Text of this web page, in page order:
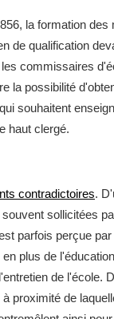
la formation
de qualification
commissaires
la possibilité
souhaitent
haut clergé.
contradictoires.
sollicitées
parfois perçue
plus de
de l'école.
proximité de